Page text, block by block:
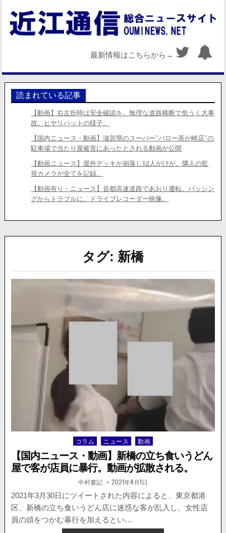
最新情報はこちらから→
読まれている記事
【動画】右左折時は安全確認を。無理な道路横断で危うく大事
故。ヒヤリハットの様子。
【国内ニュース・動画】滋賀県のスーパー”バロー茶が崎店”の
駐車場で当たり屋被害にあったとされる動画が公開
【動画ニュース】屋外デッキが崩落し12人がけが。隣人の監
視カメラが全てを記録。
【動画有り・ニュース】首都高速道路であおり運転。パッシン
グからトラブルに。ドライブレコーダー映像。
タグ: 新橋
Posted
in
コラム ニュース 動画
【国内ニュース・動画】新橋の立ち食いうどん
屋で客が店員に暴行。動画が拡散される。
著
者:
中村書記 掲
載
日：
2021年4月1日
2021年3月30日にツイートされた内容によると、東京都港
区、新橋の立ち食いうどん店に迷惑な客が乱入し、女性店
員の頭をつかむ暴行を加えるとい…